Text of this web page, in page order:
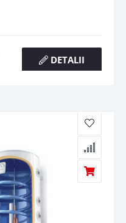
DETALII